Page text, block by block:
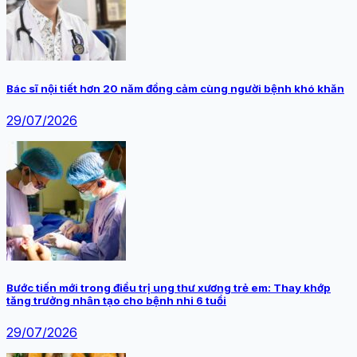
Bác sĩ nội tiết hơn 20 năm đồng cảm cùng người bệnh khó khăn
29/07/2026
Bước tiến mới trong điều trị ung thư xương trẻ em: Thay khớp
tăng trưởng nhân tạo cho bệnh nhi 6 tuổi
29/07/2026